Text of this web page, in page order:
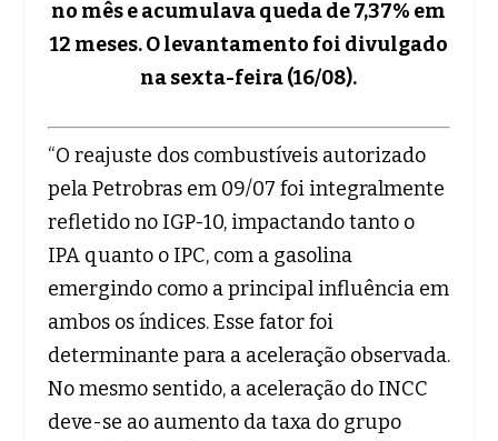
no mês e acumulava queda de 7,37% em
12 meses. O levantamento foi divulgado
na sexta-feira (16/08).
“O reajuste dos combustíveis autorizado
pela Petrobras em 09/07 foi integralmente
refletido no IGP-10, impactando tanto o
IPA quanto o IPC, com a gasolina
emergindo como a principal influência em
ambos os índices. Esse fator foi
determinante para a aceleração observada.
No mesmo sentido, a aceleração do INCC
deve-se ao aumento da taxa do grupo